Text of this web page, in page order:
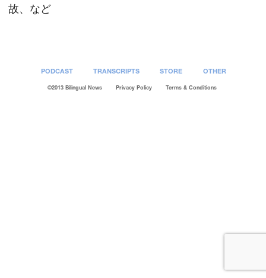
EMBED
故、など
PODCAST TRANSCRIPTS STORE OTHER
©2013 Bilingual News Privacy Policy Terms & Conditions